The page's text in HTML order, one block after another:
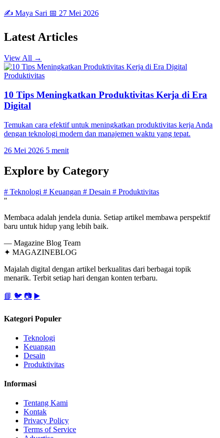
✍️ Maya Sari 📅 27 Mei 2026
Latest Articles
View All →
Produktivitas
10 Tips Meningkatkan Produktivitas Kerja di Era
Digital
Temukan cara efektif untuk meningkatkan produktivitas kerja Anda
dengan teknologi modern dan manajemen waktu yang tepat.
26 Mei 2026 5 menit
Explore by Category
# Teknologi # Keuangan # Desain # Produktivitas
"
Membaca adalah jendela dunia. Setiap artikel membawa perspektif
baru untuk hidup yang lebih baik.
— Magazine Blog Team
✦ MAGAZINEBLOG
Majalah digital dengan artikel berkualitas dari berbagai topik
menarik. Terbit setiap hari dengan konten terbaru.
📘 🐦 📷 ▶️
Kategori Populer
Teknologi
Keuangan
Desain
Produktivitas
Informasi
Tentang Kami
Kontak
Privacy Policy
Terms of Service